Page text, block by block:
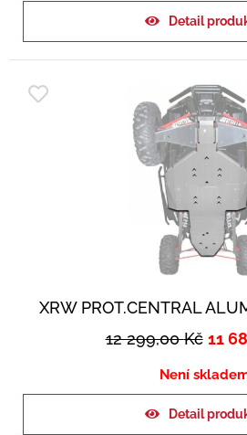
Detail
XRW PROT.CENTRAL
12 299,00Kč 11
Není
Detail